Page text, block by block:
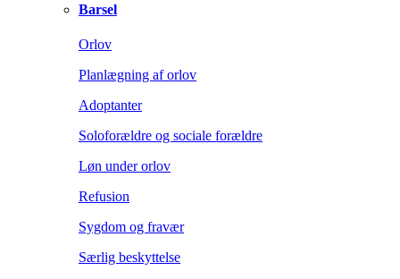
Barsel
Orlov
Planlægning af orlov
Adoptanter
Soloforældre og sociale forældre
Løn under orlov
Refusion
Sygdom og fravær
Særlig beskyttelse